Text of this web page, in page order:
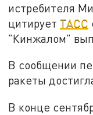
истребителя
цитирует ТАСС
"Кинжалом"
В сообщении
ракеты
В конце